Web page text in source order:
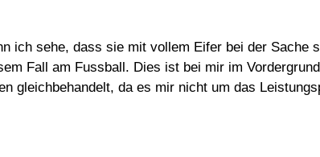
ich sehe, dass sie mit vollem Eifer bei der Sache
Fall am Fussball. Dies ist bei mir im
gleichbehandelt, da es mir nicht um das